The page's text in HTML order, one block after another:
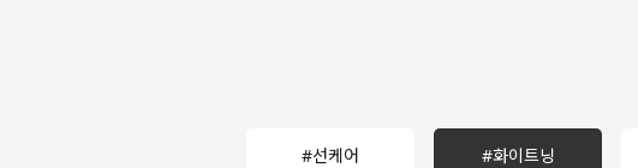
#선케어 #화이트닝